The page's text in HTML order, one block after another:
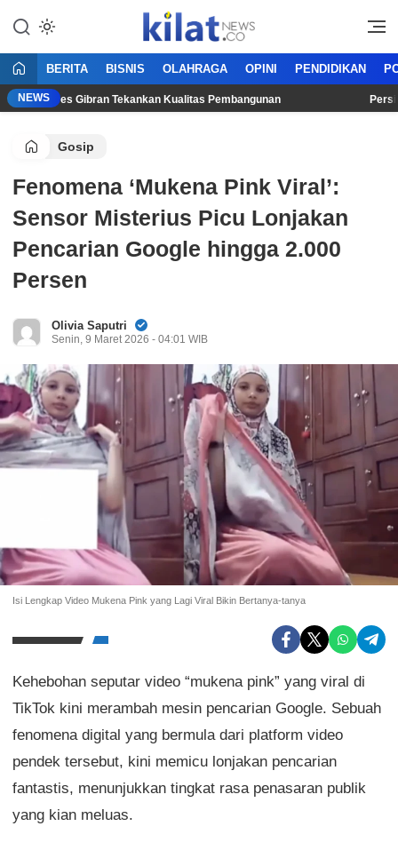
KilatNews.co
Mencerdaskan Anak Bangsa
BERITA BISNIS OLAHRAGA OPINI PENDIDIKAN
NEWS
Wapres Gibran Tekankan Kualitas Pembangunan Persib
Gosip
Fenomena ‘Mukena Pink Viral’:
Sensor Misterius Picu Lonjakan
Pencarian Google hingga 2.000
Persen
Olivia Saputri
Senin, 9 Maret 2026 - 04:01 WIB
Isi Lengkap Video Mukena Pink yang Lagi Viral Bikin Bertanya-tanya
Kehebohan seputar video “mukena pink” yang viral di
TikTok kini merambah mesin pencarian Google. Sebuah
fenomena digital yang bermula dari platform video
pendek tersebut, kini memicu lonjakan pencarian
fantastis, menunjukkan tingkat rasa penasaran publik
yang kian meluas.